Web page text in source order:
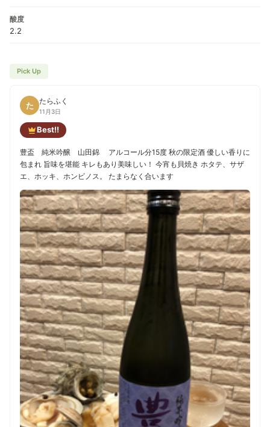
酸度
2.2
Pick Up
た たらふく
11月3日
Best!!
豊盃 純米吟醸 山田錦 アルコール分15度 秋の限定酒 優しい香りに
包まれ 旨味を堪能 キレもあり美味しい！ 今宵も貝焼き ホタテ、サザ
エ、ホッキ、ホンビノス。 たまらなく合います